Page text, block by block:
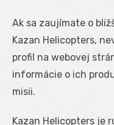
Ak sa zaujímate o
Kazan Helicopters,
profil na webovej
informácie o ich
misii.
Kazan Helicopters je